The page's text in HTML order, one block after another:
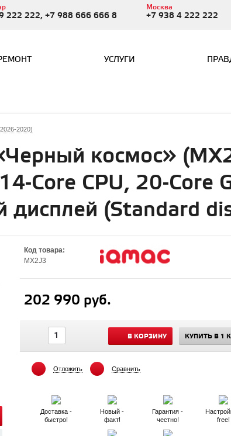
222 222, +7 988 666 666 8
Москва
+7 938 4 222 222
УСЛУГИ
2020)
космос»
Core CPU, 20-Core
(Standard
Код товара:
MX2J3
202 990 руб.
В КОРЗИНУ КУПИТЬ В 1
Отложить Сравнить
Доставка -
быстро!
Новый -
факт!
Гарантия -
честно!
free!